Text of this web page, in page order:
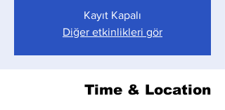
Kayıt Kapalı
Diğer etkinlikleri gör
Time & Location